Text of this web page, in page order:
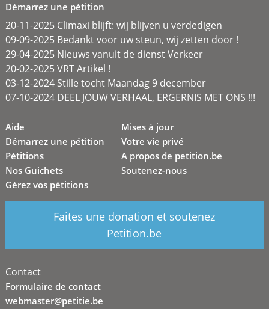
Démarrez une pétition
20-11-2025 Climaxi blijft: wij blijven u verdedigen
09-09-2025 Bedankt voor uw steun, wij zetten door !
29-04-2025 Nieuws vanuit de dienst Verkeer
20-02-2025 VRT Artikel !
03-12-2024 Stille tocht Maandag 9 december
07-10-2024 DEEL JOUW VERHAAL, ERGERNIS MET ONS !!!
Aide
Démarrez une pétition
Pétitions
Nos Guichets
Gérez vos pétitions
Mises à jour
Votre vie privé
A propos de petition.be
Soutenez-nous
Faites une donation et soutenez
Petition.be
Contact
Formulaire de contact
webmaster@petitie.be